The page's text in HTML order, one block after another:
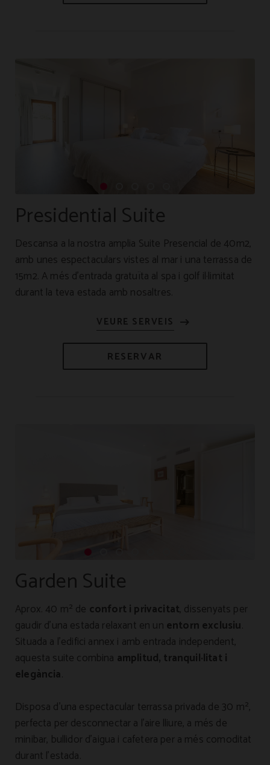
Presidential Suite
Descansa a la nostra amplia Suite Presencial de 40m2,
amb unes espectaculars vistes al mar i una terrassa de
15m2. A més d'entrada gratuïta al spa i golf il·limitat
durant la teva estada amb nosaltres.
RESERVAR
Garden Suite
Aprox. 40 m² de confort i privacitat, dissenyats per
gaudir d’una estada relaxant en un entorn exclusiu
Situada a l’edifici annex i amb entrada independent,
aquesta suite combina amplitud, tranquil·litat i
elegància
Disposa d’una espectacular terrassa privada de 30 m²,
perfecta per desconnectar a l’aire lliure, a més de
minibar, bullidor d’aigua i cafetera per a més comoditat
durant l’estada.